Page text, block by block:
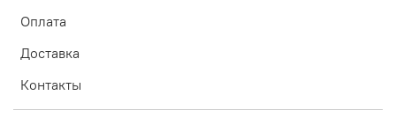
Оплата
Доставка
Контакты